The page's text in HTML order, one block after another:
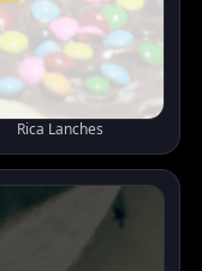
Rica Lanches